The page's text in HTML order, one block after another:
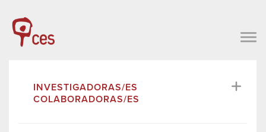
INVESTIGADORAS/ES
COLABORADORAS/ES